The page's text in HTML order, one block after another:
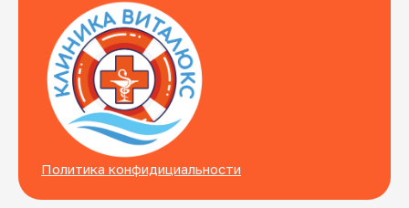
Политика конфидициальности